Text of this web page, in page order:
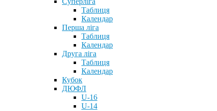
Таблиця
Календар
Перша ліга
Таблиця
Календар
Друга ліга
Таблиця
Календар
Кубок
ДЮФЛ
U-16
U-14